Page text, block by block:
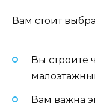
Вам стоит
Вы строите
Вам важна